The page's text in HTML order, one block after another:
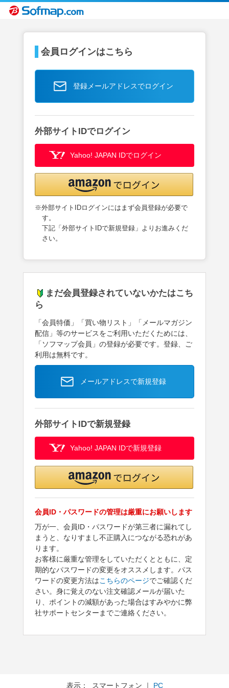
会員ログインはこちら
登録メールアドレスでログイン
外部サイトIDでログイン
Yahoo! JAPAN IDでログイン
※外部サイトIDログインにはまず会員登録が必要で
す。
下記「外部サイトIDで新規登録」よりお進みくだ
さい。
まだ会員登録されていないかたはこち
ら
「会員特価」「買い物リスト」「メールマガジン
配信」等のサービスをご利用いただくためには、
「ソフマップ会員」の登録が必要です。登録、ご
利用は無料です。
メールアドレスで新規登録
外部サイトIDで新規登録
Yahoo! JAPAN IDで新規登録
会員ID・パスワードの管理は厳重にお願いします
万が一、会員ID・パスワードが第三者に漏れてし
まうと、なりすまし不正購入につながる恐れがあ
ります。
お客様に厳重な管理をしていただくとともに、定
期的なパスワードの変更をオススメします。パス
ワードの変更方法はこちらのページでご確認くだ
さい。身に覚えのない注文確認メールが届いた
り、ポイントの減額があった場合はすみやかに弊
社サポートセンターまでご連絡ください。
表示： スマートフォン ｜ PC